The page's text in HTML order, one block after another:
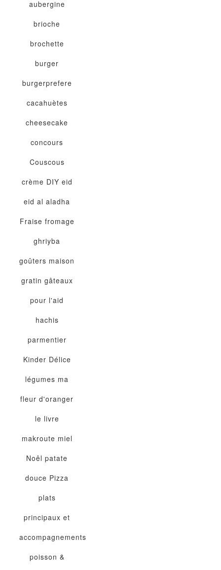
aubergine
brioche
brochette
burger
burgerprefere
cacahuètes
cheesecake
concours
Couscous
crème DIY eid
eid al aladha
Fraise fromage
ghriyba
goûters maison
gratin gâteaux
pour l'aid
hachis
parmentier
Kinder Délice
légumes ma
fleur d'oranger
le livre
makroute miel
Noêl patate
douce Pizza
plats
principaux et
accompagnements
poisson &